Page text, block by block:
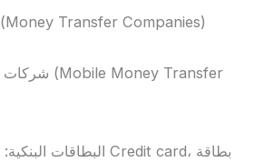
3. شركات التحويل (Money Transfer Companies)